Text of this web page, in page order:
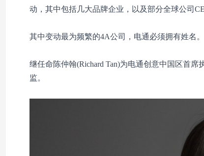
动，其中包括几大品牌企业，以及部分全球公司
其中变动最为频繁的4A公司，电通必须拥有姓名。
继任命陈仲翰(Richard Tan)为电通创意中国区首
监。